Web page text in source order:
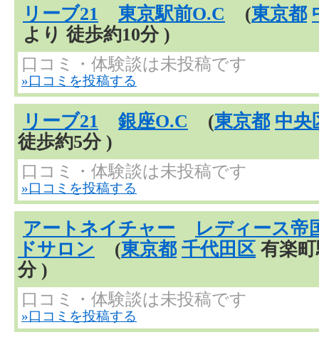
リーブ21 東京駅前O.C (東京都
より 徒歩約10分 )
口コミ・体験談は未投稿です
»口コミを投稿する
リーブ21 銀座O.C (東京都 中央
徒歩約5分 )
口コミ・体験談は未投稿です
»口コミを投稿する
アートネイチャー
レディース帝
ドサロン (東京都 千代田区 有楽
分 )
口コミ・体験談は未投稿です
»口コミを投稿する